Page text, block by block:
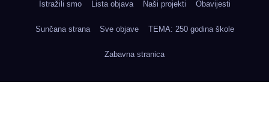
Istražili smo Lista objava Naši projekti Obavijesti
Sunčana strana Sve objave TEMA: 250 godina škole
Zabavna stranica